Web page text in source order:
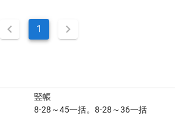
1
竪帳
8-28～45一括。8-28～36一括